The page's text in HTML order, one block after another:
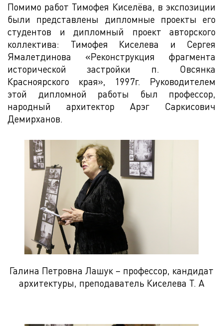
Помимо работ Тимофея Киселёва, в экспозиции
были представлены дипломные проекты его
студентов и дипломный проект авторского
коллектива: Тимофея Киселева и Сергея
Ямалетдинова «Реконструкция фрагмента
исторической застройки п. Овсянка
Красноярского края», 1997г. Руководителем
этой дипломной работы был профессор,
народный архитектор Арэг Саркисович
Демирханов.
Галина Петровна Лашук – профессор, кандидат
архитектуры, преподаватель Киселева Т. А